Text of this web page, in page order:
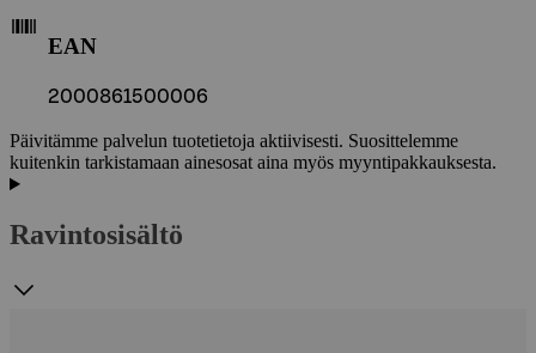
EAN
2000861500006
Päivitämme palvelun tuotetietoja aktiivisesti. Suosittelemme
kuitenkin tarkistamaan ainesosat aina myös myyntipakkauksesta.
Ravintosisältö